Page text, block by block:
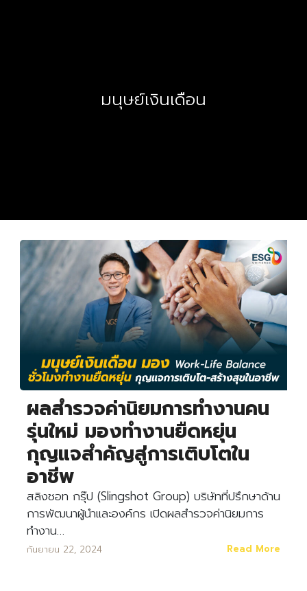
มนุษย์เงินเดือน
ผลสำรวจค่านิยมการทำงานคน
รุ่นใหม่ มองทำงานยืดหยุ่น
กุญแจสำคัญสู่การเติบโตใน
อาชีพ
สลิงชอท กรุ๊ป (Slingshot Group) บริษัทที่ปรึกษาด้าน
การพัฒนาผู้นำและองค์กร เปิดผลสำรวจค่านิยมการ
ทำงาน…
กันยายน 22, 2024 Read More